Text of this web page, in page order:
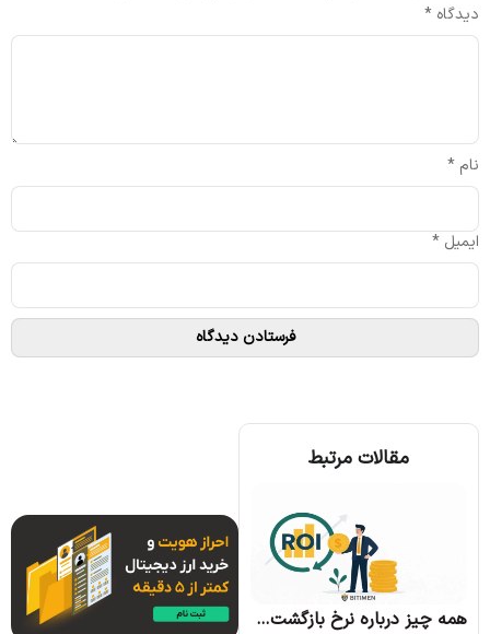
دیدگاه *
نام *
ایمیل *
مقالات مرتبط
همه چیز درباره نرخ بازگشت سرمایه و نحوه محاسبه آن